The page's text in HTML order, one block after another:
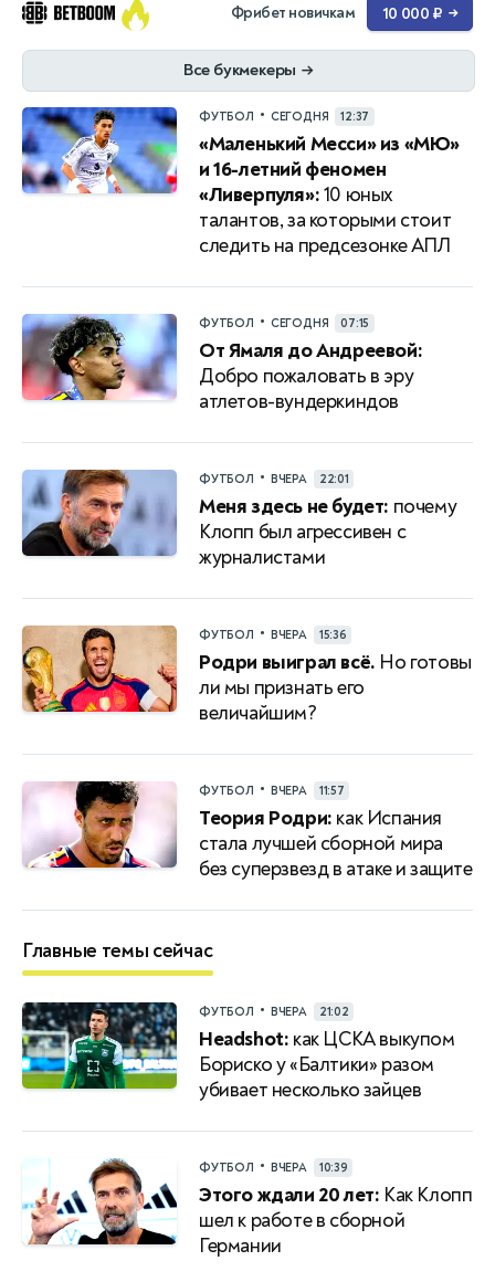
Фрибет новичкам 10 000 ₽ →
Все букмекеры →
ФУТБОЛ • СЕГОДНЯ 12:37
«Маленький Месси» из «МЮ»
и 16-летний феномен
«Ливерпуля»:10 юных
талантов, за которыми стоит
следить на предсезонке АПЛ
ФУТБОЛ • СЕГОДНЯ 07:15
От Ямаля до Андреевой:
Добро пожаловать в эру
атлетов-вундеркиндов
ФУТБОЛ • ВЧЕРА 22:01
Меня здесь не будет: почему
Клопп был агрессивен с
журналистами
ФУТБОЛ • ВЧЕРА 15:36
Родри выиграл всё. Но готовы
ли мы признать его
величайшим?
ФУТБОЛ • ВЧЕРА 11:57
Теория Родри: как Испания
стала лучшей сборной мира
без суперзвезд в атаке и защите
Главные темы сейчас
ФУТБОЛ • ВЧЕРА 21:02
Headshot: как ЦСКА выкупом
Бориско у «Балтики» разом
убивает несколько зайцев
ФУТБОЛ • ВЧЕРА 10:39
Этого ждали 20 лет: Как Клопп
шел к работе в сборной
Германии